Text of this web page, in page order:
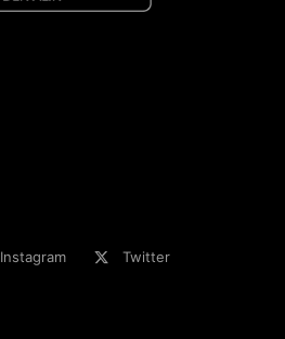
Instagram
Twitter